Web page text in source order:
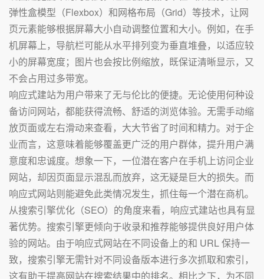
弹性盒模型（Flexbox）和网格布局（Grid）等技术，让网
页元素能够根据屏幕大小自动调整位置和大小。例如，在手
机屏幕上，导航栏可能从水平排列变为垂直堆叠，以适应较
小的屏幕宽度；图片也会按比例缩放，既保证清晰显示，又
不会占用过多带宽。
响应式建站为用户带来了无与伦比的便捷。无论使用何种设
备访问网站，都能获得流畅、舒适的浏览体验。无需手动缩
放页面或左右滑动来查看，大大节省了时间和精力。对于企
业而言，这意味着能够覆盖更广泛的用户群体，提升用户满
意度和忠诚度。想象一下，一位潜在客户在手机上访问企业
网站，却因页面显示混乱而放弃，这无疑是巨大的损失。而
响应式网站则能避免此类情况发生，抓住每一个潜在商机。
从搜索引擎优化（SEO）的角度来看，响应式建站也具有显
著优势。搜索引擎更倾向于收录和推荐能够提供良好用户体
验的网站。由于响应式网站在不同设备上的和 URL 保持一
致，搜索引擎无需针对不同设备版本进行多次抓取和索引，
这有助于提高网站在搜索结果中的排名。相比之下，为不同